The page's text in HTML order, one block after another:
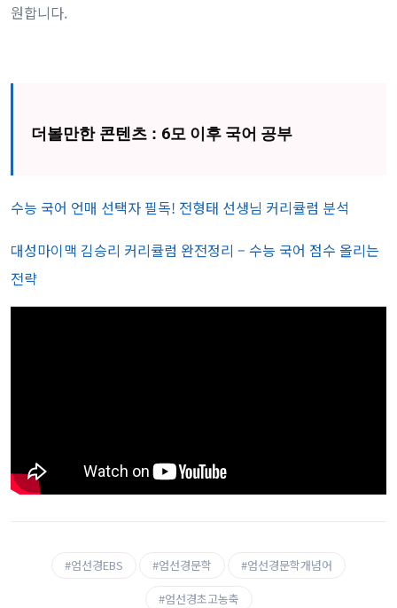
원합니다.
더볼만한 콘텐츠 : 6모 이후 국어 공부
수능 국어 언매 선택자 필독! 전형태 선생님 커리큘럼 분석
대성마이맥 김승리 커리큘럼 완전정리 – 수능 국어 점수 올리는
전략
#엄선경EBS #엄선경문학
#엄선경문학개념어
#엄선경초고농축